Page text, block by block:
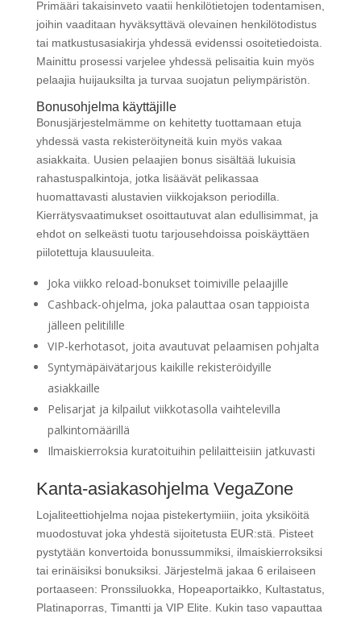
Primääri takaisinveto vaatii henkilötietojen todentamisen,
joihin vaaditaan hyväksyttävä olevainen henkilötodistus
tai matkustusasiakirja yhdessä evidenssi osoitetiedoista.
Mainittu prosessi varjelee yhdessä pelisaitia kuin myös
pelaajia huijauksilta ja turvaa suojatun peliympäristön.
Bonusohjelma käyttäjille
Bonusjärjestelmämme on kehitetty tuottamaan etuja
yhdessä vasta rekisteröityneitä kuin myös vakaa
asiakkaita. Uusien pelaajien bonus sisältää lukuisia
rahastuspalkintoja, jotka lisäävät pelikassaa
huomattavasti alustavien viikkojakson periodilla.
Kierrätysvaatimukset osoittautuvat alan edullisimmat, ja
ehdot on selkeästi tuotu tarjousehdoissa poiskäyttäen
piilotettuja klausuuleita.
Joka viikko reload-bonukset toimiville pelaajille
Cashback-ohjelma, joka palauttaa osan tappioista
jälleen pelitilille
VIP-kerhotasot, joita avautuvat pelaamisen pohjalta
Syntymäpäivätarjous kaikille rekisteröidyille
asiakkaille
Pelisarjat ja kilpailut viikkotasolla vaihtelevilla
palkintomäärillä
Ilmaiskierroksia kuratoituihin pelilaitteisiin jatkuvasti
Kanta-asiakasohjelma VegaZone
Lojaliteettiohjelma nojaa pistekertymiiin, joita yksiköitä
muodostuvat joka yhdestä sijoitetusta EUR:stä. Pisteet
pystytään konvertoida bonussummiksi, ilmaiskierroksiksi
tai erinäisiksi bonuksiksi. Järjestelmä jakaa 6 erilaiseen
portaaseen: Pronssiluokka, Hopeaportaikko, Kultastatus,
Platinaporras, Timantti ja VIP Elite. Kukin taso vapauttaa